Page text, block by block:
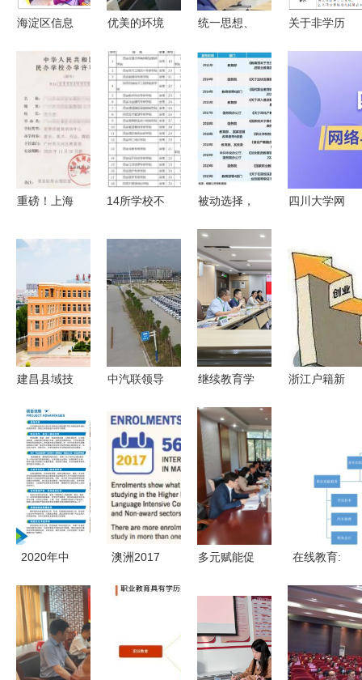
海淀区信息
优美的环境
细心的管理
——附中高
三非学历培
训班教学管
理工作简讯
统一思想、
大步向前
——继续教
育与培训学
院党支部举
行学习成果
分享会暨非
能培训服务
优化研讨
关于非学历
职业技能等
级认定的职
业（工种）
及收费标准
重磅！上海
一般类民办
立无需办学
许可证，非
学历职业技
能培训服务
14所学校不
高等教育机
构年检公
布!
被动选择，
业教育主动
出击！
四川大学网
育学院
建昌县域技
学历培训助
力劳动者就
业创业
中汽联领导
达企业，聚
焦非学历职
业技能培训
服务发展
继续教育学
电职业技术
学院调研交
流非学历职
业技能培训
服务
浙江户籍新
迁移，非学
历技能提升
同步护航
2020年中
大学涉外学
院全日制航
空服务职业
澳洲2017
仍占大头，
多元赋能促
校召开非学
历教育培训
工作推进会
在线教育:
风口离我们
还有多远?